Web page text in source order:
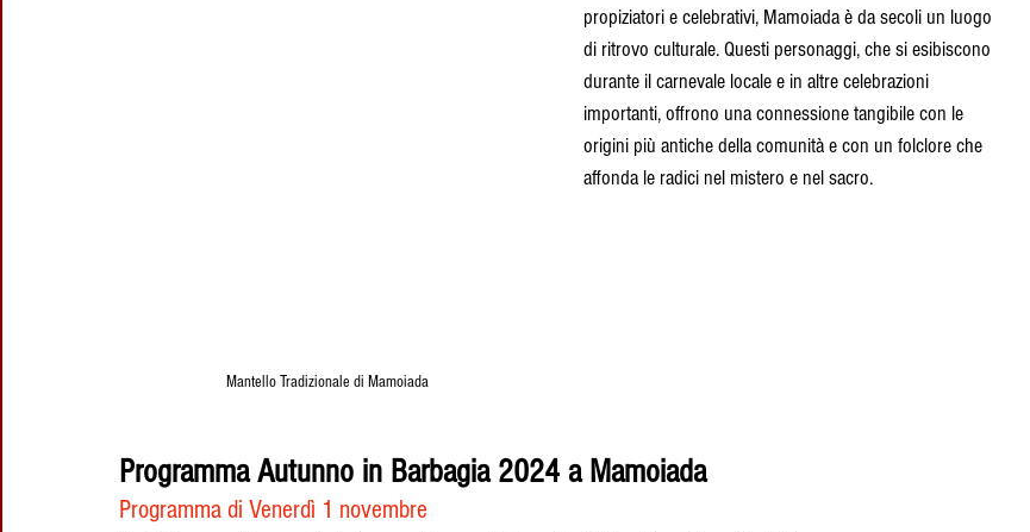
Mantello Tradizionale di Mamoiada
propiziatori e celebrativi, Mamoiada è da secoli un luogo
di ritrovo culturale. Questi personaggi, che si esibiscono
durante il carnevale locale e in altre celebrazioni
importanti, offrono una connessione tangibile con le
origini più antiche della comunità e con un folclore che
affonda le radici nel mistero e nel sacro.
Programma Autunno in Barbagia 2024 a Mamoiada
Programma di Venerdì 1 novembre